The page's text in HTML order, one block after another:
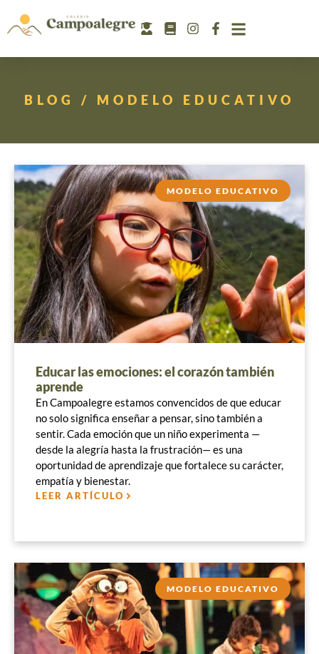
BLOG / MODELO EDUCATIVO
MODELO EDUCATIVO
Educar las emociones: el corazón también
aprende
En Campoalegre estamos convencidos de que educar
no solo significa enseñar a pensar, sino también a
sentir. Cada emoción que un niño experimenta —
desde la alegría hasta la frustración— es una
oportunidad de aprendizaje que fortalece su carácter,
empatía y bienestar.
LEER ARTÍCULO
MODELO EDUCATIVO